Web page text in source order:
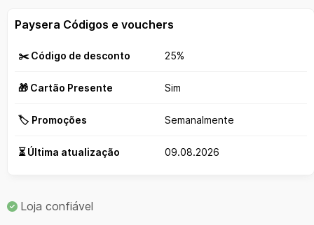
Paysera Códigos e vouchers
✂️ Código de desconto 25%
🎁 Cartão Presente Sim
🏷️ Promoções Semanalmente
⏳ Última atualização 09.08.2026
Loja confiável